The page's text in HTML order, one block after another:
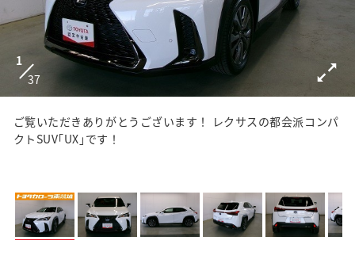
1
37
ご覧いただきありがとうございます！ レクサスの都会派コンパ
クトSUV｢UX｣です！